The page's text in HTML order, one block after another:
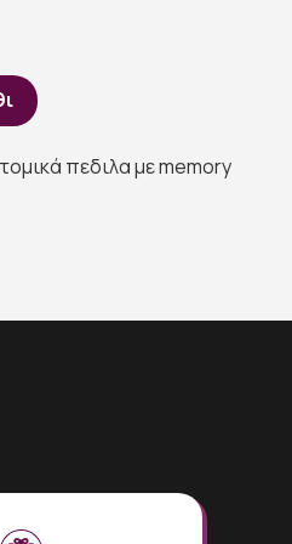
πεδιλα με memory